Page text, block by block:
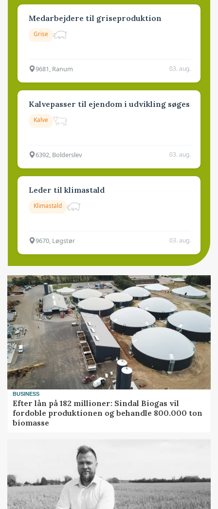
Medarbejdere til griseproduktion
Grise
9681, Ranum 03. aug.
Kalvepasser til ejendom i udvikling søges
Kalve
6392, Bolderslev 03. aug.
Leder til klimastald
Klimastald
9670, Løgstør 03. aug.
BUSINESS
Efter lån på 182 millioner: Sindal Biogas vil
fordoble produktionen og behandle 800.000 ton
biomasse